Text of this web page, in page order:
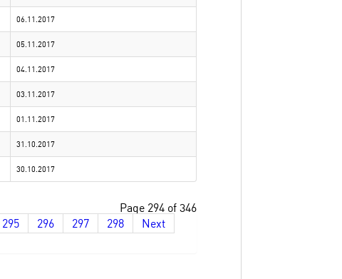
06.11.2017
05.11.2017
04.11.2017
03.11.2017
01.11.2017
31.10.2017
30.10.2017
Page 294 of 346
295 296 297 298
Next